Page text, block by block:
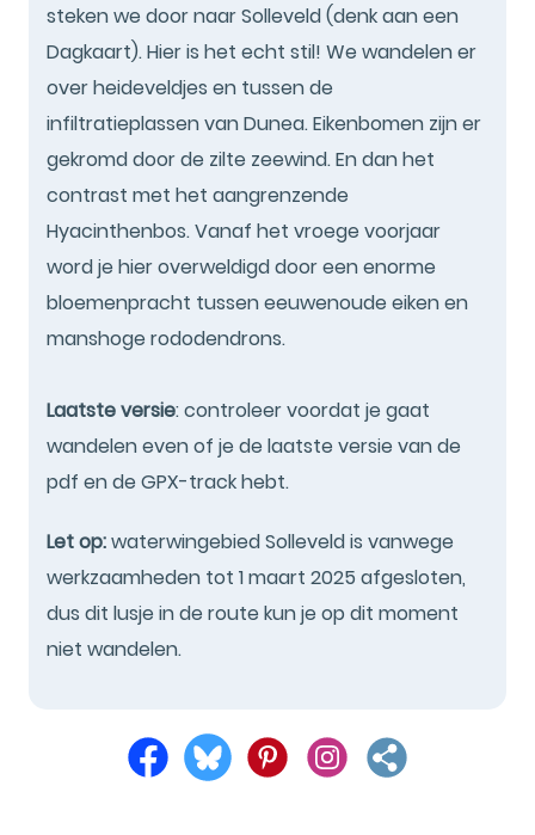
steken we door naar Solleveld (denk aan een
Dagkaart). Hier is het echt stil! We wandelen er
over heideveldjes en tussen de
infiltratieplassen van Dunea. Eikenbomen zijn er
gekromd door de zilte zeewind. En dan het
contrast met het aangrenzende
Hyacinthenbos. Vanaf het vroege voorjaar
word je hier overweldigd door een enorme
bloemenpracht tussen eeuwenoude eiken en
manshoge rododendrons.
Laatste versie: controleer voordat je gaat
wandelen even of je de laatste versie van de
pdf en de GPX-track hebt.
Let op:waterwingebied Solleveld is vanwege
werkzaamheden tot 1 maart 2025 afgesloten,
dus dit lusje in de route kun je op dit moment
niet wandelen.